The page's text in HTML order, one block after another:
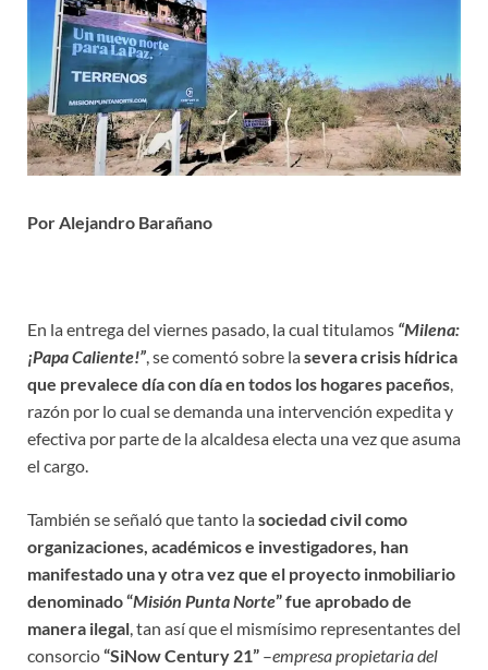
Por Alejandro Barañano
En la entrega del viernes pasado, la cual titulamos “Milena:
¡Papa Caliente!”, se comentó sobre lasevera crisis hídrica
que prevalece día con día en todos los hogares paceños,
razón por lo cual se demanda una intervención expedita y
efectiva por parte de la alcaldesa electa una vez que asuma
el cargo.
También se señaló que tanto lasociedad civil como
organizaciones, académicos e investigadores, han
manifestado una y otra vez que el proyecto inmobiliario
denominado “Misión Punta Norte” fue aprobado de
manera ilegal, tan así que el mismísimo representantes del
consorcio“SiNow Century 21” –empresa propietaria del